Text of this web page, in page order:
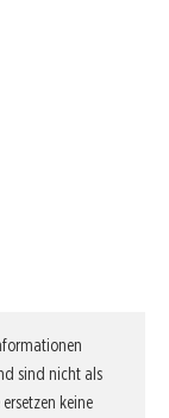
sind nicht als
keine